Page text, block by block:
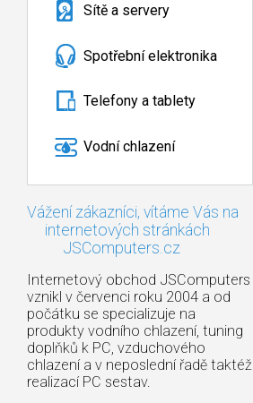
Sítě a servery
Spotřební elektronika
Telefony a tablety
Vodní chlazení
Vážení zákazníci, vítáme Vás na
internetových stránkách
JSComputers.cz
Internetový obchod JSComputers
vznikl v červenci roku 2004 a od
počátku se specializuje na
produkty vodního chlazení, tuning
doplňků k PC, vzduchového
chlazení a v neposlední řadě taktéž
realizací PC sestav.